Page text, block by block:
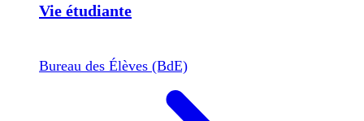
Vie étudiante
Bureau des Élèves (BdE)